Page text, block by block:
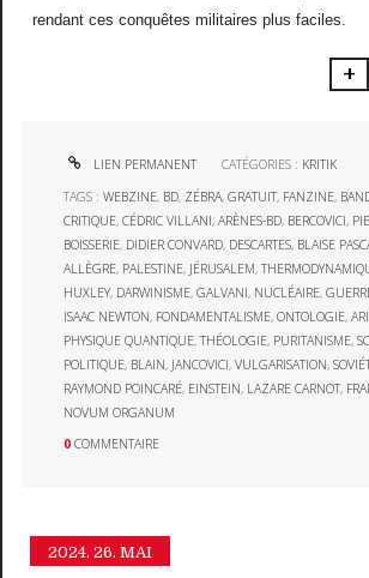
rendant ces conquêtes militaires plus faciles.
LIEN PERMANENT CATÉGORIES : KRITIK
TAGS :WEBZINE, BD, ZÉBRA,GRATUIT, FANZINE,
CRITIQUE,CÉDRIC VILLANI,ARÈNES-BD, BERCOVICI,
BOISSERIE, DIDIER CONVARD, DESCARTES, BLAISE
ALLÈGRE, PALESTINE, JÉRUSALEM,
HUXLEY, DARWINISME,GALVANI, NUCLÉAIRE,
ISAAC NEWTON, FONDAMENTALISME,ONTOLOGIE,
PHYSIQUE QUANTIQUE,THÉOLOGIE, PURITANISME,
POLITIQUE, BLAIN, JANCOVICI,VULGARISATION,
RAYMOND POINCARÉ, EINSTEIN, LAZARE CARNOT,
NOVUM ORGANUM
0 COMMENTAIRE
2024. 26. MAI